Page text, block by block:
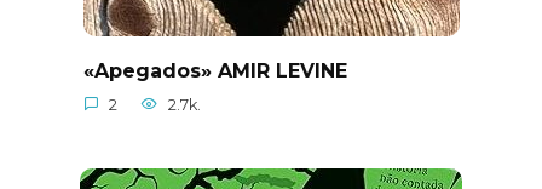
«Apegados» AMIR LEVINE
2 2.7k.